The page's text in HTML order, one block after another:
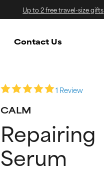
Up to 2 free travel-size gifts
Contact Us
1 Review
CALM
Repairing
Serum